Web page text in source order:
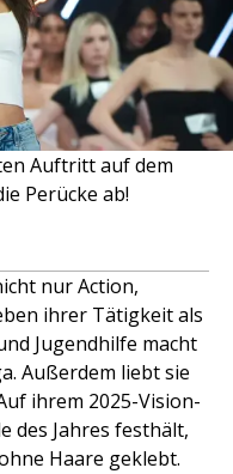
Auftritt auf dem
Perücke ab!
nur Action,
ihrer Tätigkeit als
Jugendhilfe macht
Außerdem liebt sie
ihrem 2025-Vision-
des Jahres festhält,
Haare geklebt.